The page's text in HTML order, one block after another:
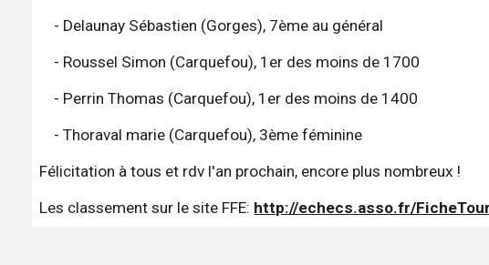
    - Delaunay Sébastien (Gorges), 7ème au général
    - Roussel Simon (Carquefou), 1er des moins de 1700
    - Perrin Thomas (Carquefou), 1er des moins de 1400
    - Thoraval marie (Carquefou), 3ème féminine
Félicitation à tous et rdv l'an prochain, encore plus nombreux !
Les classement sur le site FFE: http://echecs.asso.fr/